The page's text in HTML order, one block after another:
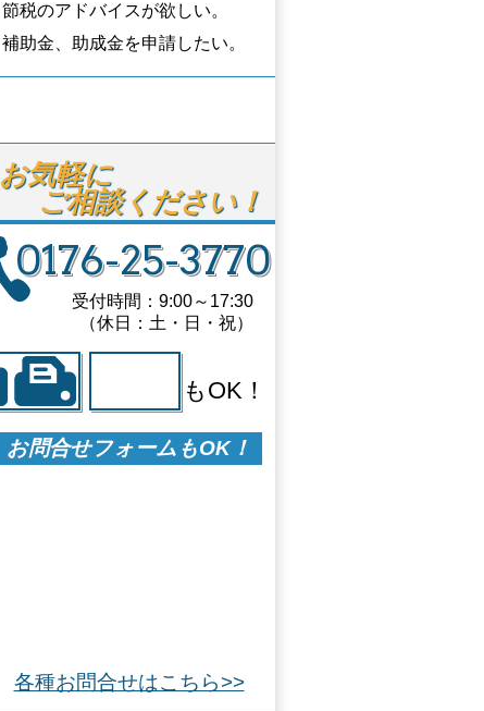
節税のアドバイスが欲しい。
補助金、助成金を申請したい。
お気軽に
ご相談ください！
0176-25-3770
受付時間：9:00～17:30
（休日：土・日・祝）
もOK！
お問合せフォームもOK！
各種お問合せはこちら>>